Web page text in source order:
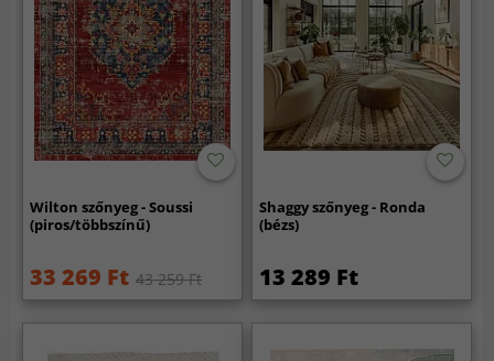
Wilton szőnyeg - Soussi
(piros/többszínű)
33 269 Ft 43 259 Ft
Shaggy szőnyeg - Ronda
(bézs)
13 289 Ft